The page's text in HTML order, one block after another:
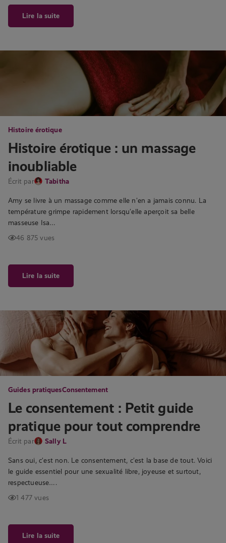
Lire la suite
Histoire érotique
Histoire érotique : un massage
inoubliable
Écrit par Tabitha
Amy se livre à un massage comme elle n’en a jamais connu. La
température grimpe rapidement lorsqu’elle aperçoit sa belle
masseuse Isa…
46 875 vues
Lire la suite
Guides pratiquesConsentement
Le consentement : Petit guide
pratique pour tout comprendre
Écrit par Sally L
Sans oui, c’est non. Le consentement, c’est la base de tout. Voici
le guide essentiel pour une sexualité libre, joyeuse et surtout,
respectueuse….
1 477 vues
Lire la suite